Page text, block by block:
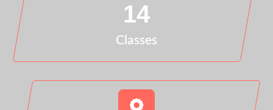
14
Classes